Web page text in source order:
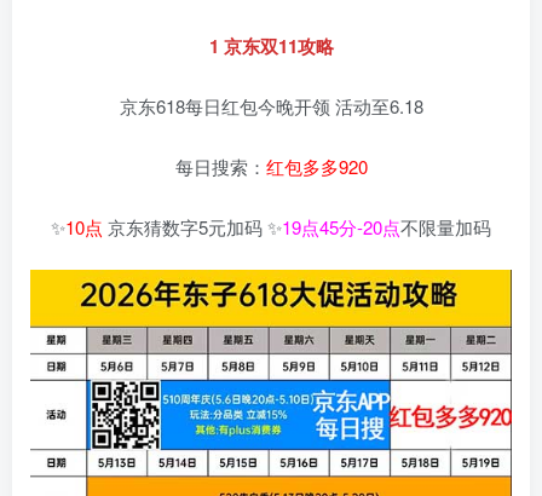
1 京东双11攻略
京东618每日红包今晚开领 活动至6.18
每日搜索： 红包多多920
✨10点 京东猜数字5元加码 ✨19点45分-20点不限量加码